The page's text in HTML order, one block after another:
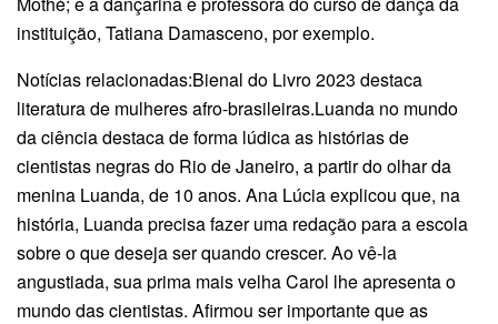
instituição, Tatiana Damasceno, por exemplo.
Notícias relacionadas:Bienal do Livro 2023 destaca
literatura de mulheres afro-brasileiras.Luanda no mundo
da ciência destaca de forma lúdica as histórias de
cientistas negras do Rio de Janeiro, a partir do olhar da
menina Luanda, de 10 anos. Ana Lúcia explicou que, na
história, Luanda precisa fazer uma redação para a escola
sobre o que deseja ser quando crescer. Ao vê-la
angustiada, sua prima mais velha Carol lhe apresenta o
mundo das cientistas. Afirmou ser importante que as